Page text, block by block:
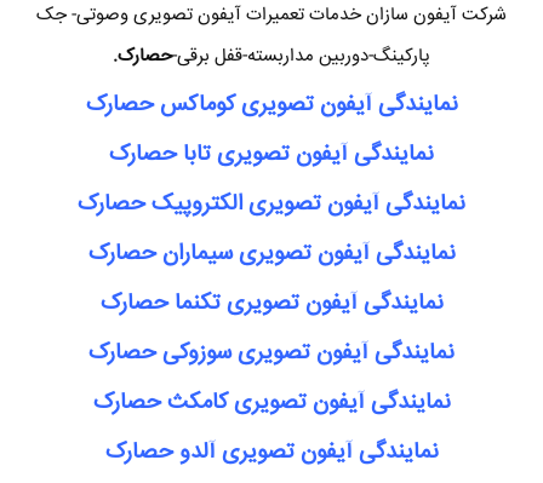
شرکت آیفون سازان خدمات تعمیرات آیفون تصویری وصوتی- جک
پارکینگ-دوربین مداربسته-قفل برقی-حصارک.
نمایندگی آیفون تصویری کوماکس حصارک
نمایندگی آیفون تصویری تابا حصارک
نمایندگی آیفون تصویری الکتروپیک حصارک
نمایندگی آیفون تصویری سیماران حصارک
نمایندگی آیفون تصویری تکنما حصارک
نمایندگی آیفون تصویری سوزوکی حصارک
نمایندگی آیفون تصویری کامکث حصارک
نمایندگی آیفون تصویری آلدو حصارک